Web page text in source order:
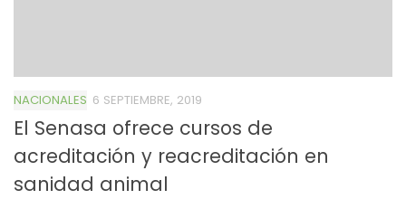
NACIONALES 6 SEPTIEMBRE, 2019
El Senasa ofrece cursos de
acreditación y reacreditación en
sanidad animal